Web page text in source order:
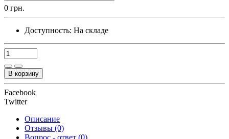
0 грн.
Доступность: На складе
В корзину
Facebook
Twitter
Описание
Отзывы (0)
Вопрос - ответ (0)